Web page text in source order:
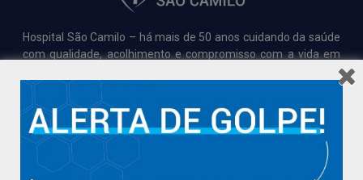
Hospital São Camilo – há mais de 50 anos cuidando da saúde
com qualidade, acolhimento e compromisso com a vida em